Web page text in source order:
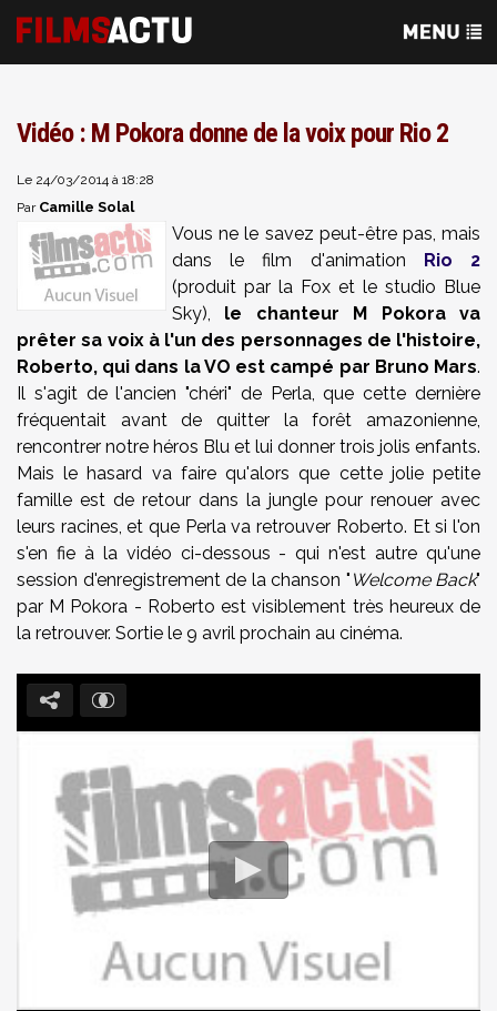
Vidéo : M Pokora donne de la voix pour Rio 2
Le 24/03/2014 à 18:28
Par Camille Solal
Vous ne le savez peut-être pas, mais
dans le film d'animation Rio 2
(produit par la Fox et le studio Blue
Sky), le chanteur M Pokora va
prêter sa voix à l'un des personnages de l'histoire,
Roberto, qui dans la VO est campé par Bruno Mars.
Il s'agit de l'ancien "chéri" de Perla, que cette dernière
fréquentait avant de quitter la forêt amazonienne,
rencontrer notre héros Blu et lui donner trois jolis enfants.
Mais le hasard va faire qu'alors que cette jolie petite
famille est de retour dans la jungle pour renouer avec
leurs racines, et que Perla va retrouver Roberto. Et si l'on
s'en fie à la vidéo ci-dessous - qui n'est autre qu'une
session d'enregistrement de la chanson " Welcome Back"
par M Pokora - Roberto est visiblement très heureux de
la retrouver. Sortie le 9 avril prochain au cinéma.